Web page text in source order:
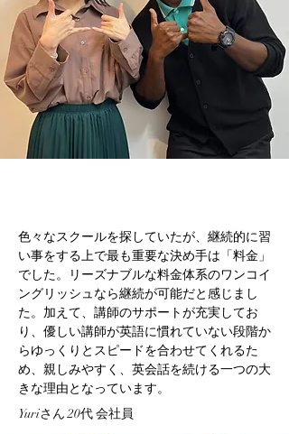
色々なスクールを探していたが、継続的に習
い事をする上で最も重要な決め手は「料金」
でした。リーズナブルな料金体系のワンコイ
ングリッシュなら継続が可能だと感じまし
た。加えて、講師のサポートが充実してお
り、優しい講師が英語に慣れていない段階か
らゆっくりとスピードを合わせてくれるた
め、親しみやすく、英会話を続ける一つの大
きな理由となっています。
Yuriさん 20代 会社員